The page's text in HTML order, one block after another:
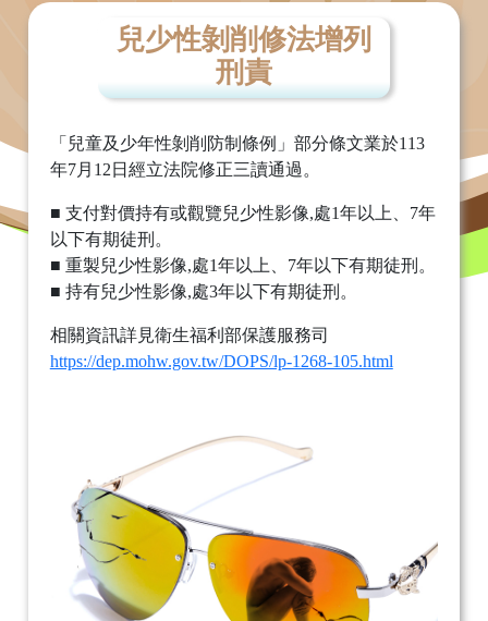
兒少性剝削修法增列
刑責
「兒童及少年性剝削防制條例」部分條文業於113
年7月12日經立法院修正三讀通過。
■ 支付對價持有或觀覽兒少性影像,處1年以上、7年
以下有期徒刑。
■ 重製兒少性影像,處1年以上、7年以下有期徒刑。
■ 持有兒少性影像,處3年以下有期徒刑。
相關資訊詳見衛生福利部保護服務司
https://dep.mohw.gov.tw/DOPS/lp-1268-105.html